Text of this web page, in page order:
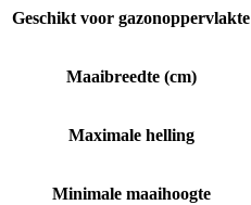
Geschikt voor gazonoppervlakte
Maaibreedte (cm)
Maximale helling
Minimale maaihoogte